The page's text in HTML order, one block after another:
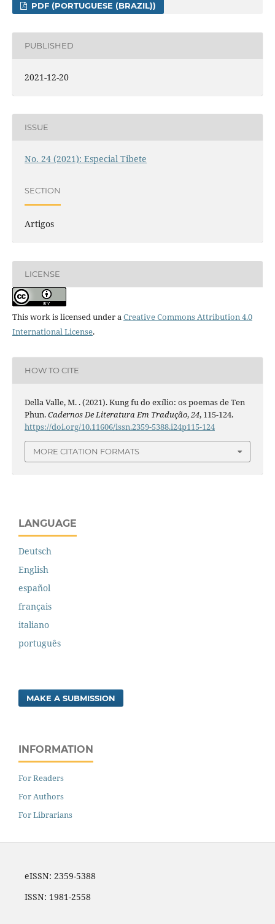
PDF (PORTUGUESE (BRAZIL))
PUBLISHED
2021-12-20
ISSUE
No. 24 (2021): Especial Tibete
SECTION
Artigos
LICENSE
This work is licensed under aCreative Commons Attribution 4.0
International License.
HOW TO CITE
Della Valle, M. . (2021). Kung fu do exílio: os poemas de Ten
Phun.Cadernos De Literatura Em Tradução,24, 115-124.
https://doi.org/10.11606/issn.2359-5388.i24p115-124
MORE CITATION FORMATS
LANGUAGE
Deutsch
English
español
français
italiano
português
MAKE A SUBMISSION
INFORMATION
For Readers
For Authors
For Librarians
eISSN: 2359-5388
ISSN: 1981-2558